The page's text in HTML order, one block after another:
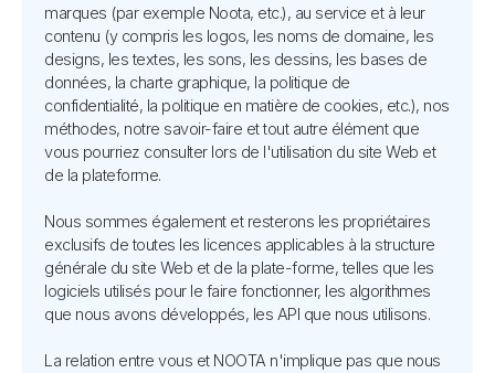
marques (par exemple Noota, etc.), au service et à leur
contenu (y compris les logos, les noms de domaine, les
designs, les textes, les sons, les dessins, les bases de
données, la charte graphique, la politique de
confidentialité, la politique en matière de cookies, etc.), nos
méthodes, notre savoir-faire et tout autre élément que
vous pourriez consulter lors de l'utilisation du site Web et
de la plateforme.
Nous sommes également et resterons les propriétaires
exclusifs de toutes les licences applicables à la structure
générale du site Web et de la plate-forme, telles que les
logiciels utilisés pour le faire fonctionner, les algorithmes
que nous avons développés, les API que nous utilisons.
La relation entre vous et NOOTA n'implique pas que nous